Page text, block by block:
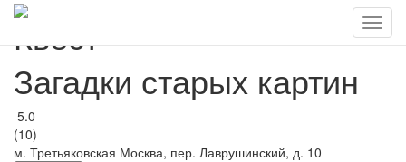
Квест
Загадки старых картин
5.0
(10)
м. Третьяковская Москва, пер. Лаврушинский, д. 10